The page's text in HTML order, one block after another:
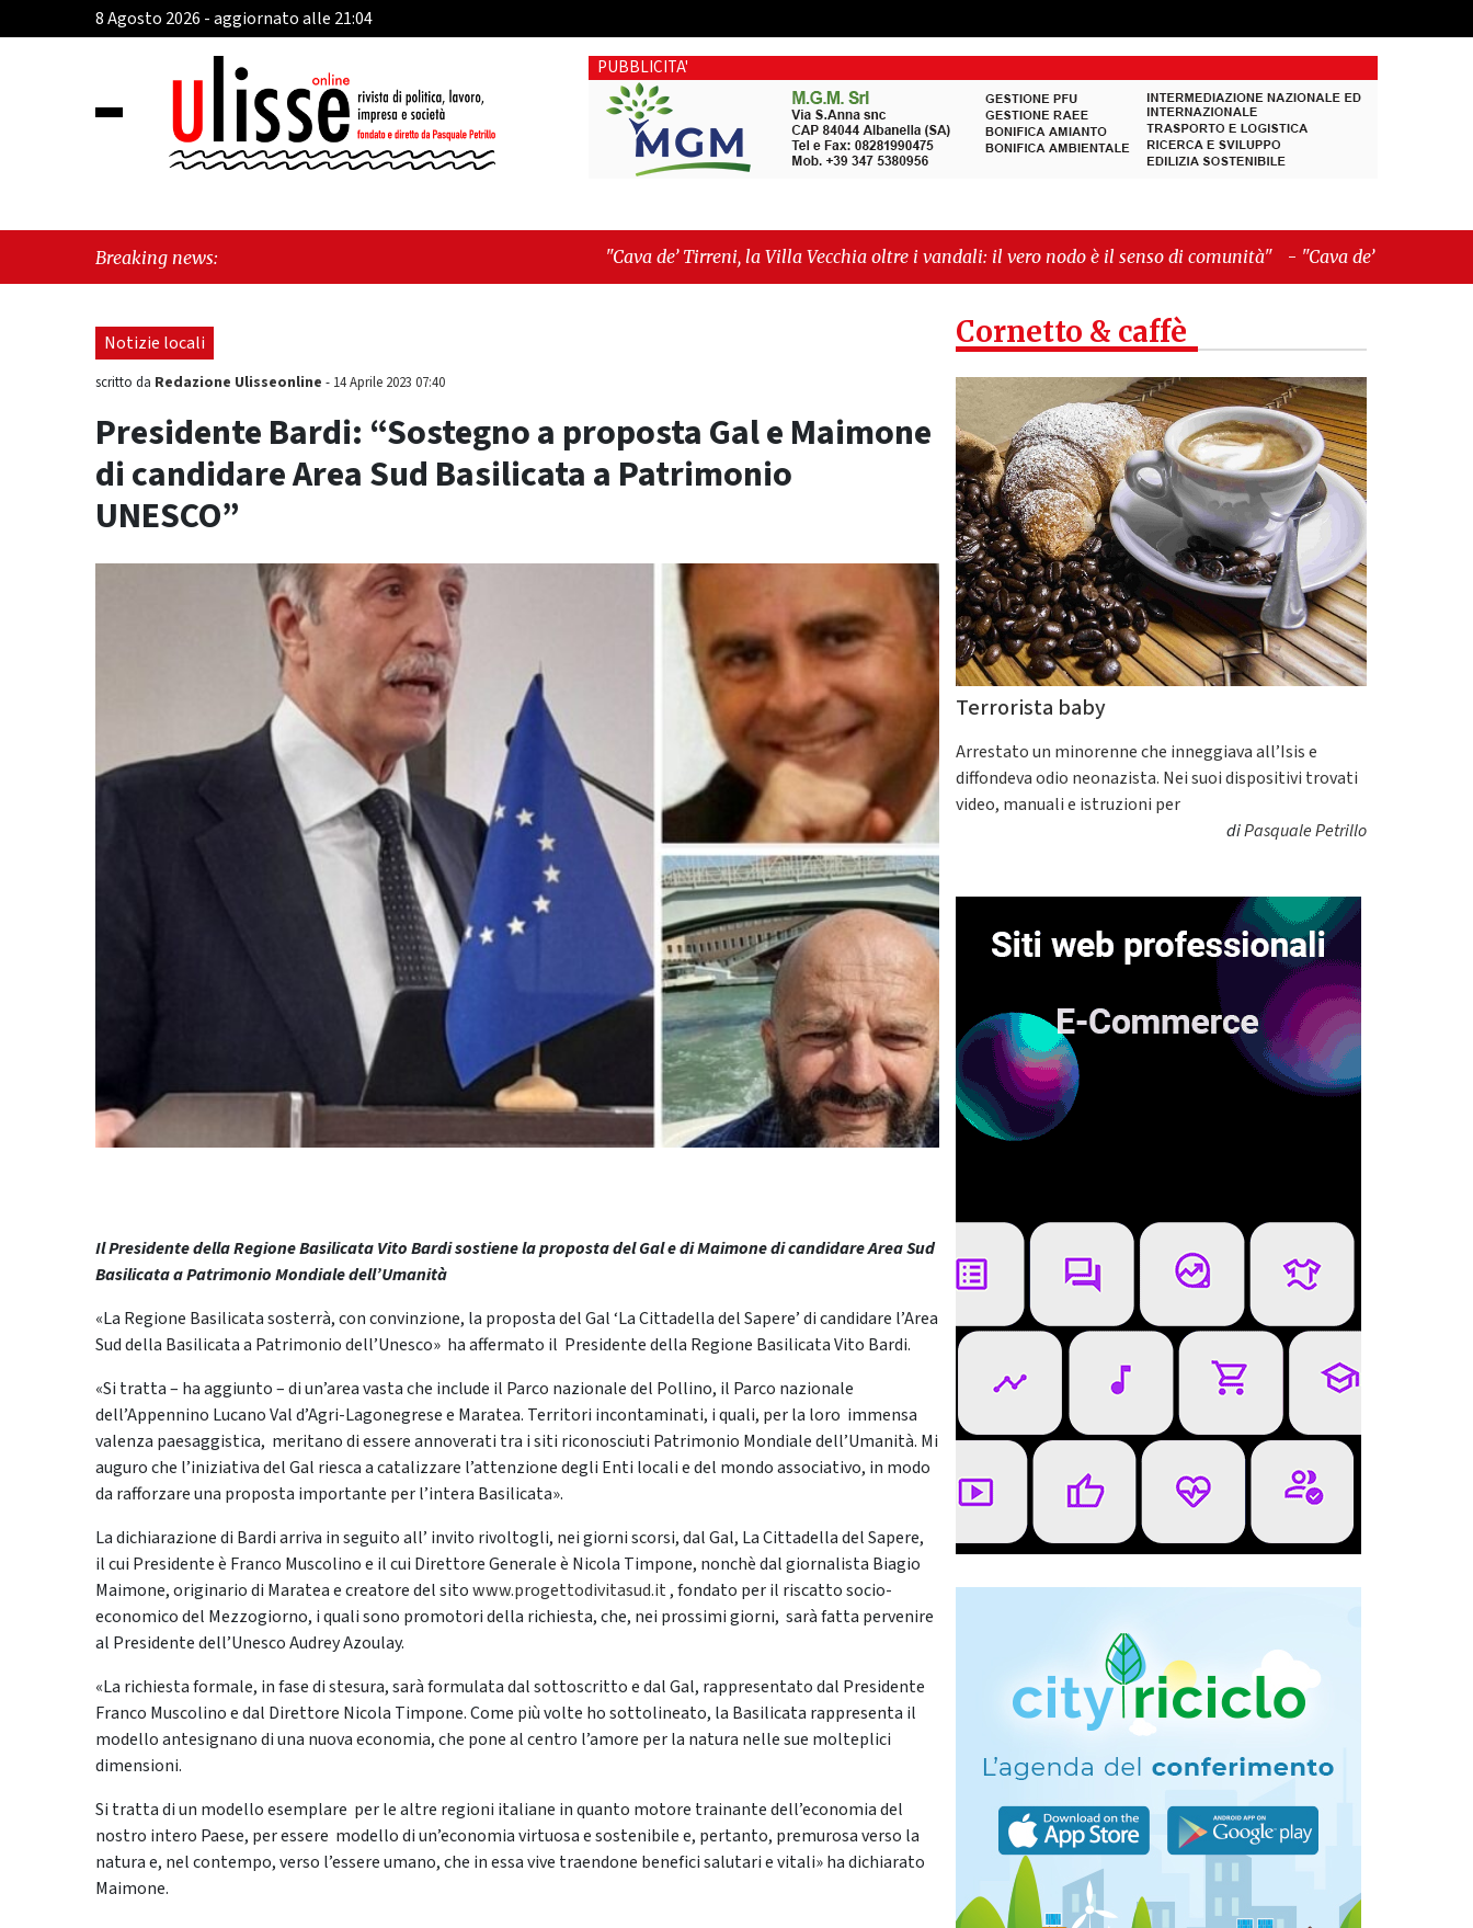
8 Agosto 2026 - aggiornato alle 21:04
PUBBLICITA'
Breaking news: "Cava de’ Tirreni, la Villa Vecchia oltre i vandali: il vero nodo è il senso di comunità" -"Cava de’ Tirreni, La Fratellanza
sull'ultima seduta consiliare: “Serve chiarezza!”"
Notizie locali
scritto da Redazione Ulisseonline - 14 Aprile 2023 07:40
Presidente Bardi: “Sostegno a proposta Gal e Maimone
di candidare Area Sud Basilicata a Patrimonio
UNESCO”
Il Presidente della Regione Basilicata Vito Bardi sostiene la proposta del Gal e di Maimone di candidare Area Sud
Basilicata a Patrimonio Mondiale dell’Umanità
«La Regione Basilicata sosterrà, con convinzione, la proposta del Gal ‘La Cittadella del Sapere’ di candidare l’Area
Sud della Basilicata a Patrimonio dell’Unesco» ha affermato il Presidente della Regione Basilicata Vito Bardi.
«Si tratta – ha aggiunto – di un’area vasta che include il Parco nazionale del Pollino, il Parco nazionale
dell’Appennino Lucano Val d’Agri-Lagonegrese e Maratea. Territori incontaminati, i quali, per la loro immensa
valenza paesaggistica, meritano di essere annoverati tra i siti riconosciuti Patrimonio Mondiale dell’Umanità. Mi
auguro che l’iniziativa del Gal riesca a catalizzare l’attenzione degli Enti locali e del mondo associativo, in modo
da rafforzare una proposta importante per l’intera Basilicata».
La dichiarazione di Bardi arriva in seguito all’ invito rivoltogli, nei giorni scorsi, dal Gal, La Cittadella del Sapere,
il cui Presidente è Franco Muscolino e il cui Direttore Generale è Nicola Timpone, nonchè dal giornalista Biagio
Maimone, originario di Maratea e creatore del sitowww.progettodivitasud.it , fondato per il riscatto socio-
economico del Mezzogiorno, i quali sono promotori della richiesta, che, nei prossimi giorni, sarà fatta pervenire
al Presidente dell’Unesco Audrey Azoulay.
«La richiesta formale, in fase di stesura, sarà formulata dal sottoscritto e dal Gal, rappresentato dal Presidente
Franco Muscolino e dal Direttore Nicola Timpone. Come più volte ho sottolineato, la Basilicata rappresenta il
modello antesignano di una nuova economia, che pone al centro l’amore per la natura nelle sue molteplici
dimensioni.
Si tratta di un modello esemplare per le altre regioni italiane in quanto motore trainante dell’economia del
nostro intero Paese, per essere modello di un’economia virtuosa e sostenibile e, pertanto, premurosa verso la
natura e, nel contempo, verso l’essere umano, che in essa vive traendone benefici salutari e vitali» ha dichiarato
Maimone.
Cornetto & caffè
Terrorista baby
Arrestato un minorenne che inneggiava all’Isis e
diffondeva odio neonazista. Nei suoi dispositivi trovati
video, manuali e istruzioni per
diPasquale Petrillo